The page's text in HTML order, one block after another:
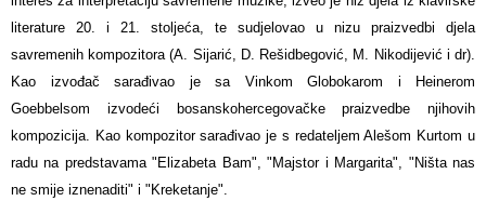
literature 20. i 21. stoljeća, te sudjelovao u nizu praizvedbi djela
savremenih kompozitora (A. Sijarić, D. Rešidbegović, M. Nikodijević i dr).
Kao izvođač sarađivao je sa Vinkom Globokarom i Heinerom
Goebbelsom izvodeći bosanskohercegovačke praizvedbe njihovih
kompozicija. Kao kompozitor sarađivao je s redateljem Alešom Kurtom u
radu na predstavama "Elizabeta Bam", "Majstor i Margarita", "Ništa nas
ne smije iznenaditi" i "Kreketanje".